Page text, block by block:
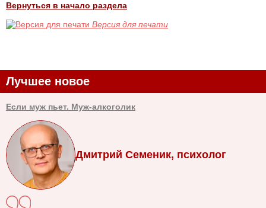
Вернуться в начало раздела
Версия для печати
Лучшее новое
Если муж пьет. Муж-алкоголик
Дмитрий Семеник, психолог